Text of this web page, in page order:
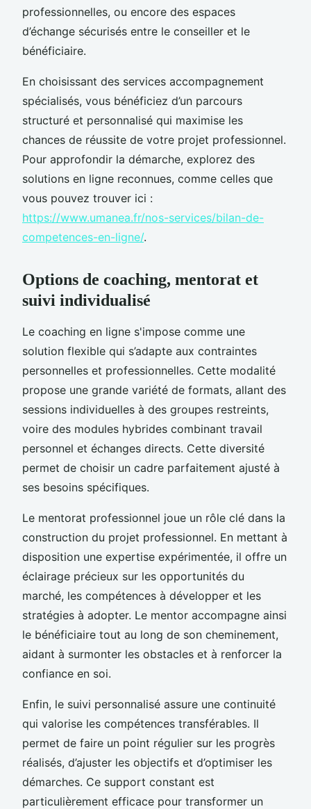
professionnelles, ou encore des espaces
d’échange sécurisés entre le conseiller et le
bénéficiaire.
En choisissant des services accompagnement
spécialisés, vous bénéficiez d’un parcours
structuré et personnalisé qui maximise les
chances de réussite de votre projet professionnel.
Pour approfondir la démarche, explorez des
solutions en ligne reconnues, comme celles que
vous pouvez trouver ici :
https://www.umanea.fr/nos-services/bilan-de-
competences-en-ligne/.
Options de coaching, mentorat et
suivi individualisé
Le coaching en ligne s'impose comme une
solution flexible qui s’adapte aux contraintes
personnelles et professionnelles. Cette modalité
propose une grande variété de formats, allant des
sessions individuelles à des groupes restreints,
voire des modules hybrides combinant travail
personnel et échanges directs. Cette diversité
permet de choisir un cadre parfaitement ajusté à
ses besoins spécifiques.
Le mentorat professionnel joue un rôle clé dans la
construction du projet professionnel. En mettant à
disposition une expertise expérimentée, il offre un
éclairage précieux sur les opportunités du
marché, les compétences à développer et les
stratégies à adopter. Le mentor accompagne ainsi
le bénéficiaire tout au long de son cheminement,
aidant à surmonter les obstacles et à renforcer la
confiance en soi.
Enfin, le suivi personnalisé assure une continuité
qui valorise les compétences transférables. Il
permet de faire un point régulier sur les progrès
réalisés, d’ajuster les objectifs et d’optimiser les
démarches. Ce support constant est
particulièrement efficace pour transformer un